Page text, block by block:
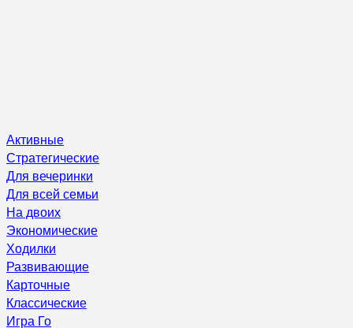
Активные
Стратегические
Для вечеринки
Для всей семьи
На двоих
Экономические
Ходилки
Развивающие
Карточные
Классические
Игра Го